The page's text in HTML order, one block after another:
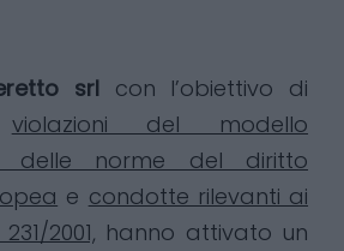
srl con l’obiettivo di
violazioni del modello
delle norme del diritto
e condotte rilevanti ai
2001, hanno attivato un